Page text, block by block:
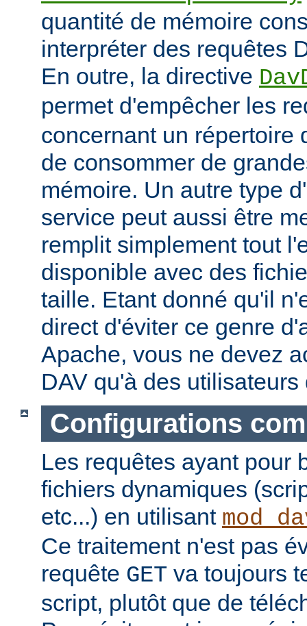
quantité de mémoire
interpréter des requêtes
En outre, la directive
permet d'empêcher les
concernant un répertoire
de consommer de
mémoire. Un autre type
service peut aussi être
remplit simplement tout
disponible avec des
taille. Etant donné qu'il
direct d'éviter ce genre
Apache, vous ne devez
DAV qu'à des
Configurations
Les requêtes ayant pour
fichiers dynamiques
etc...) en utilisant
Ce traitement n'est pas
requête GET va toujours
script, plutôt que de